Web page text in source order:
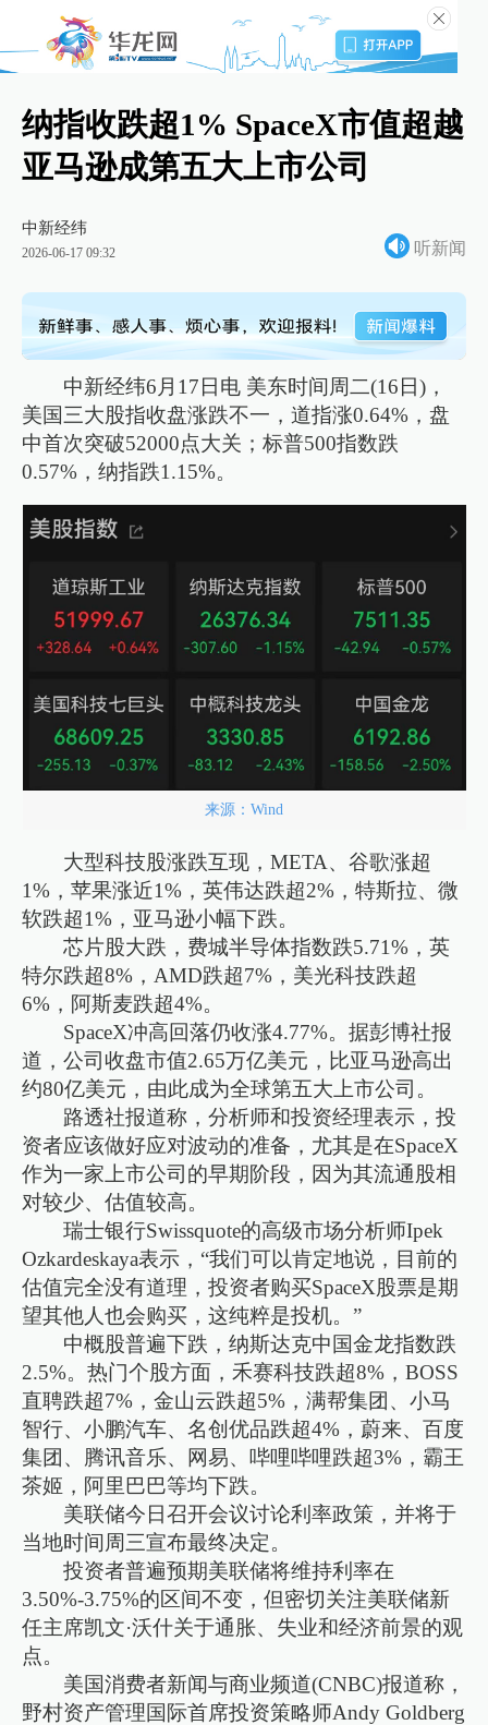
纳指收跌超1% SpaceX市值超越
亚马逊成第五大上市公司
中新经纬
2026-06-17 09:32 听新闻
中新经纬6月17日电 美东时间周二(16日)，
美国三大股指收盘涨跌不一，道指涨0.64%，盘
中首次突破52000点大关；标普500指数跌
0.57%，纳指跌1.15%。
来源：Wind
大型科技股涨跌互现，META、谷歌涨超
1%，苹果涨近1%，英伟达跌超2%，特斯拉、微
软跌超1%，亚马逊小幅下跌。
芯片股大跌，费城半导体指数跌5.71%，英
特尔跌超8%，AMD跌超7%，美光科技跌超
6%，阿斯麦跌超4%。
SpaceX冲高回落仍收涨4.77%。据彭博社报
道，公司收盘市值2.65万亿美元，比亚马逊高出
约80亿美元，由此成为全球第五大上市公司。
路透社报道称，分析师和投资经理表示，投
资者应该做好应对波动的准备，尤其是在SpaceX
作为一家上市公司的早期阶段，因为其流通股相
对较少、估值较高。
瑞士银行Swissquote的高级市场分析师Ipek
Ozkardeskaya表示，“我们可以肯定地说，目前的
估值完全没有道理，投资者购买SpaceX股票是期
望其他人也会购买，这纯粹是投机。”
中概股普遍下跌，纳斯达克中国金龙指数跌
2.5%。热门个股方面，禾赛科技跌超8%，BOSS
直聘跌超7%，金山云跌超5%，满帮集团、小马
智行、小鹏汽车、名创优品跌超4%，蔚来、百度
集团、腾讯音乐、网易、哔哩哔哩跌超3%，霸王
茶姬，阿里巴巴等均下跌。
美联储今日召开会议讨论利率政策，并将于
当地时间周三宣布最终决定。
投资者普遍预期美联储将维持利率在
3.50%-3.75%的区间不变，但密切关注美联储新
任主席凯文·沃什关于通胀、失业和经济前景的观
点。
美国消费者新闻与商业频道(CNBC)报道称，
野村资产管理国际首席投资策略师Andy Goldberg